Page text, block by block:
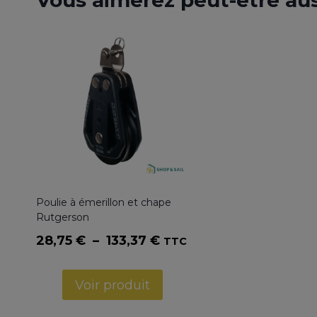
Poulie à émerillon et chape
Rutgerson
28,75 € – 133,37 €Plage
28,75 €
TTC
Voir produit